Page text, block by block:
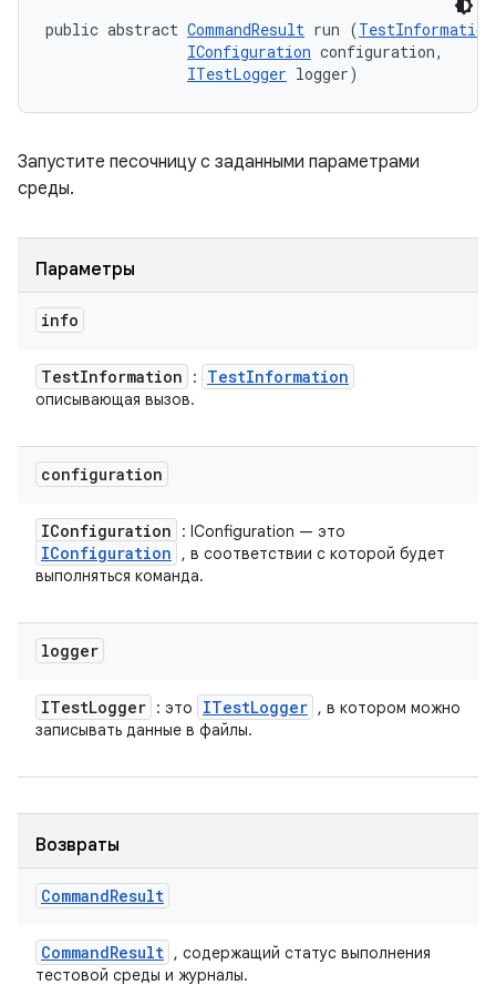
public abstract CommandResult run (TestInformation
IConfiguration configuration,
ITestLogger logger)
Запустите песочницу с заданными параметрами
среды.
Параметры
info
TestInformation : TestInformation
описывающая вызов.
configuration
IConfiguration : IConfiguration — это
IConfiguration
, в соответствии с которой будет
выполняться команда.
logger
ITestLogger : это ITestLogger , в котором можно
записывать данные в файлы.
Возвраты
CommandResult
CommandResult , содержащий статус выполнения
тестовой среды и журналы.